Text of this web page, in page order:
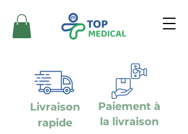
Livraison
rapide
Paiement à
la livraison